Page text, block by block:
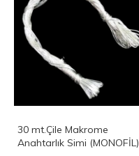
30 mt.Çile Makrome
Anahtarlık Simi (MONOFİL)